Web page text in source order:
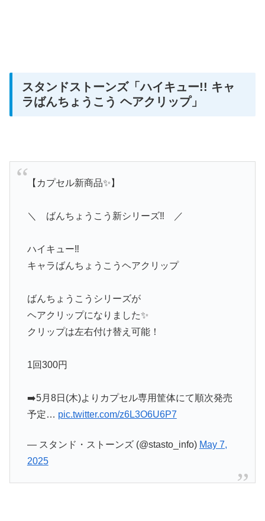
スタンドストーンズ「ハイキュー!! キャ
ラばんちょうこう ヘアクリップ」
【カプセル新商品✨】
＼ ばんちょうこう新シリーズ‼️ ／
ハイキュー‼︎
キャラばんちょうこうヘアクリップ
ばんちょうこうシリーズが
ヘアクリップになりました✨
クリップは左右付け替え可能！
1回300円
➡️5月8日(木)よりカプセル専用筐体にて順次発売
予定… pic.twitter.com/z6L3O6U6P7
— スタンド・ストーンズ (@stasto_info) May 7,
2025